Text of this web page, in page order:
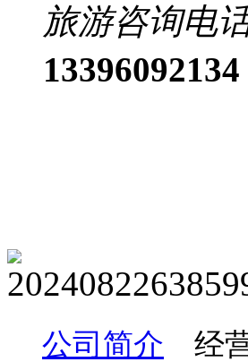
旅游咨询电
13396092134
公司简介 经